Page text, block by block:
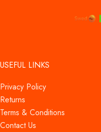
USEFUL LINKS
Privacy Policy
Returns
Terms & Conditions
Contact Us